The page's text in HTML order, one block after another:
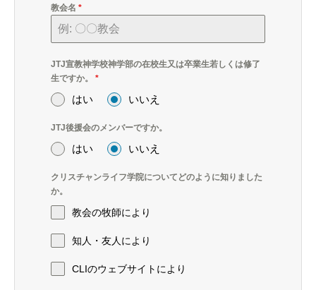
教会名 *
JTJ宣教神学校神学部の在校生又は卒業生若しくは修了
生ですか。 *
はい いいえ
JTJ後援会のメンバーですか。
はい いいえ
クリスチャンライフ学院についてどのように知りました
か。
教会の牧師により
知人・友人により
CLIのウェブサイトにより